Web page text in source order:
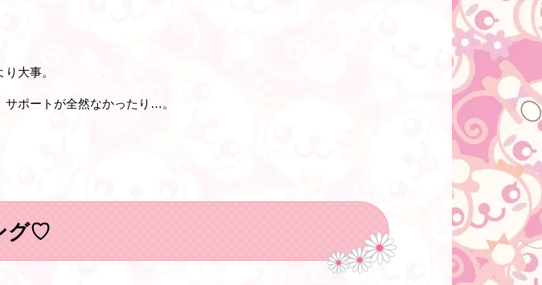
大事。
ポートが全然なかったり…。
グ♡